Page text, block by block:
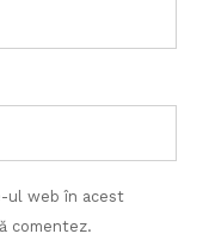
ul web în acest
comentez.